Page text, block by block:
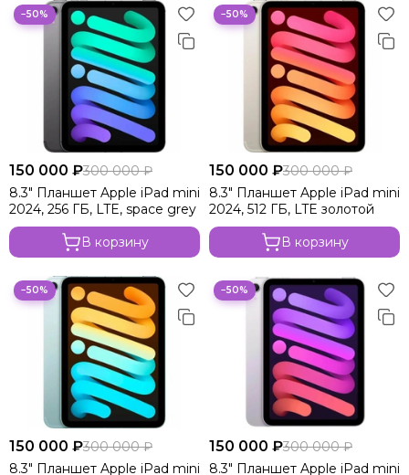
−50%
150 000 ₽300 000 ₽
8.3" Планшет Apple iPad mini
2024, 256 ГБ, LTE, space grey
В корзину
−50%
150 000 ₽300 000 ₽
8.3" Планшет Apple iPad mini
2024, 512 ГБ, LTE золотой
В корзину
−50%
150 000 ₽300 000 ₽
8.3" Планшет Apple iPad mini
−50%
150 000 ₽300 000 ₽
8.3" Планшет Apple iPad mini